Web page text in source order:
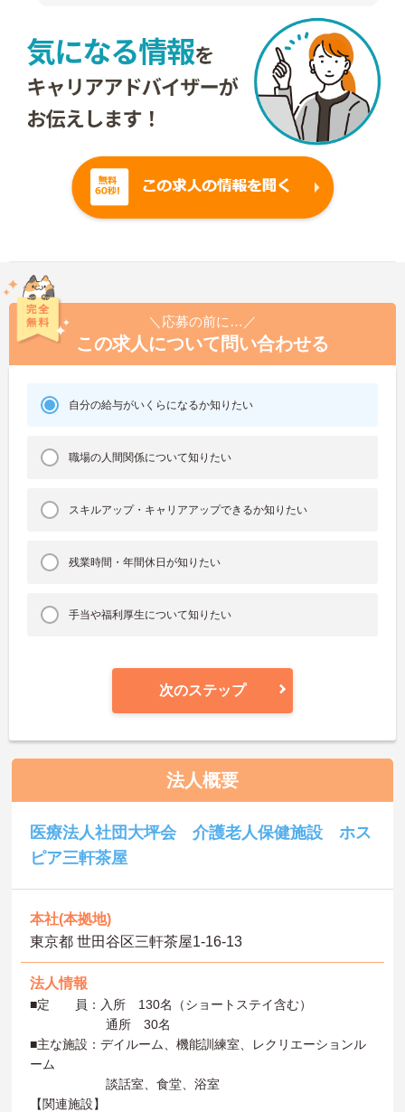
＼応募の前に…／
この求人について問い合わせる
自分の給与がいくらになるか知りたい
職場の人間関係について知りたい
スキルアップ・キャリアアップできるか知りたい
残業時間・年間休日が知りたい
手当や福利厚生について知りたい
次のステップ
法人概要
医療法人社団大坪会 介護老人保健施設 ホス
ピア三軒茶屋
本社(本拠地)
東京都 世田谷区三軒茶屋1-16-13
法人情報
■定 員：入所 130名（ショートステイ含む）
通所 30名
■主な施設：デイルーム、機能訓練室、レクリエーションル
ーム
談話室、食堂、浴室
【関連施設】